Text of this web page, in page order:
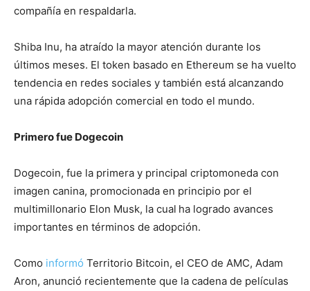
compañía en respaldarla.
Shiba Inu, ha atraído la mayor atención durante los
últimos meses. El token basado en Ethereum se ha vuelto
tendencia en redes sociales y también está alcanzando
una rápida adopción comercial en todo el mundo.
Primero fue Dogecoin
Dogecoin, fue la primera y principal criptomoneda con
imagen canina, promocionada en principio por el
multimillonario Elon Musk, la cual ha logrado avances
importantes en términos de adopción.
Como informó Territorio Bitcoin, el CEO de AMC, Adam
Aron, anunció recientemente que la cadena de películas